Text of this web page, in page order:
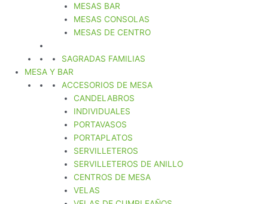
MESAS BAR
MESAS CONSOLAS
MESAS DE CENTRO
SAGRADAS FAMILIAS
MESA Y BAR
ACCESORIOS DE MESA
CANDELABROS
INDIVIDUALES
PORTAVASOS
PORTAPLATOS
SERVILLETEROS
SERVILLETEROS DE ANILLO
CENTROS DE MESA
VELAS